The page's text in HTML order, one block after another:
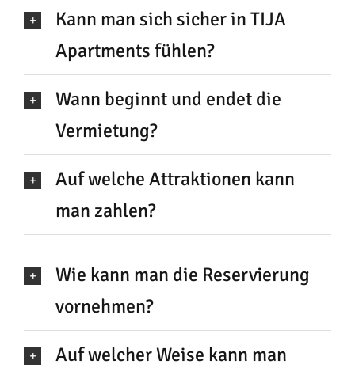
Kann man sich sicher in TIJA
Apartments fühlen?
Wann beginnt und endet die
Vermietung?
Auf welche Attraktionen kann
man zahlen?
Wie kann man die Reservierung
vornehmen?
Auf welcher Weise kann man